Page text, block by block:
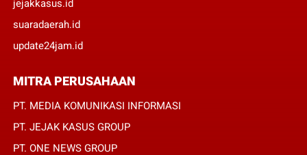
jejakkasus.id
suaradaerah.id
update24jam.id
MITRA PERUSAHAAN
PT. MEDIA KOMUNIKASI INFORMASI
PT. JEJAK KASUS GROUP
PT. ONE NEWS GROUP